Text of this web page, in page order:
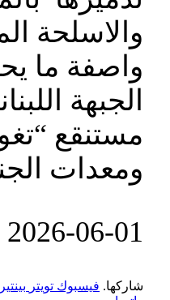
والاسلحة
واصفة ما
الجبهة
مستنقع
ومعدات
‎2026-‎06-01
شاركها. فيسبوك تويتر